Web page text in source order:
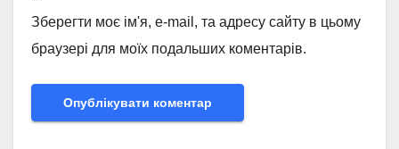
Зберегти моє ім'я, e-mail, та адресу сайту в цьому
браузері для моїх подальших коментарів.